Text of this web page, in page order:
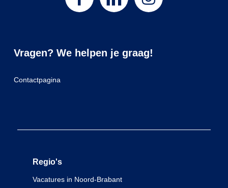
Vragen? We helpen je graag!
Contactpagina
Regio's
Vacatures in Noord-Brabant